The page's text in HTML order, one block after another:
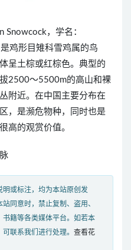
Snowcock，学名：
是鸡形目雉科雪鸡属的鸟
呈土棕或红棕色。典型的
2500～5500m的高山和裸
附近。在中国主要分布在
，是濒危物种，同时也是
高的观赏价值。
明或标注，均为本站原创发
同意时，禁止复制、盗用、
籍等各类媒体平台。如若本
联系我们进行处理。 查看花